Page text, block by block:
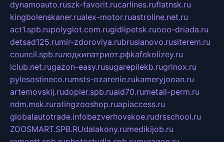
dynamoauto.ruszk-favorit.rucarlines.ruflatnsk.ru
kingbolenskaner.rualex-motor.ruastroline.net.ru
act1.spb.rupolyglot.com.rugidlipetsk.ruooo-driada.ru
detsad125.rumir-zdoroviya.rubruslanovo.rusiterem.ru
council.spb.ruлодкипатриот.рфkafekolizey.ru
iclub.net.rugazon-easy.rusugarepilekb.rugrinox.ru
pylesostineco.rumsts-ozarenie.rukameryjooan.ru
artemovskij.rudopler.spb.ruaid70.rumetall-perm.ru
ndm.msk.ruratingzooshop.ruapiaccess.ru
globalautotrade.infobezverhovskoe.rudrsschool.ru
ZOOSMART.SPB.RUdalakony.rumedikijob.ru